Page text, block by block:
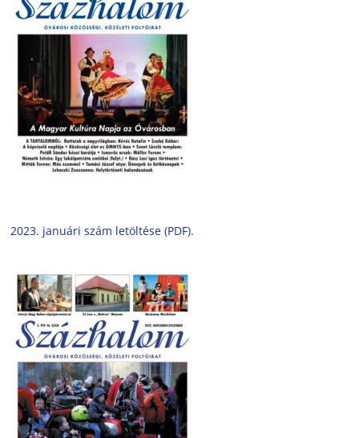
2023. januári szám letöltése (PDF).